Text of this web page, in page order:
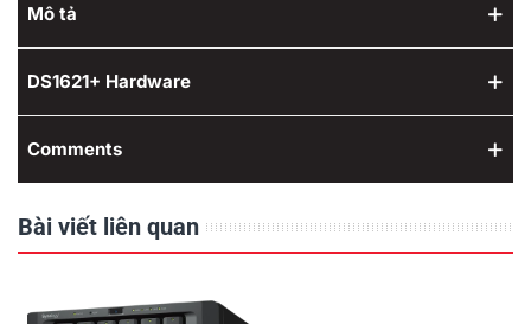
Mô tả
DS1621+ Hardware
Comments
Bài viết liên quan